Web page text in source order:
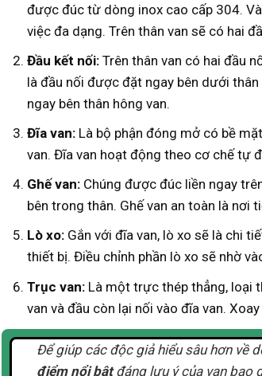
được đúc từ dòng inox cao cấp 304.
việc đa dạng. Trên thân van sẽ có hai
Đầu kết nối: Trên thân van có hai đầu
là đầu nối được đặt ngay bên dưới
ngay bên thân hông van.
Đĩa van:Là bộ phận đóng mở có bề
van. Đĩa van hoạt động theo cơ chế tự
Ghế van:Chúng được đúc liền ngay
bên trong thân. Ghế van an toàn là nơi
Lò xo:Gắn với đĩa van, lò xo sẽ là chi
thiết bị. Điều chỉnh phần lò xo sẽ nhờ
Trục van:Là một trực thép thẳng, loại
van và đầu còn lại nối vào đĩa van.
Để giúp các độc giả hiểu sâu hơn về
điểm nổi bậtđáng lưu ý của van bao